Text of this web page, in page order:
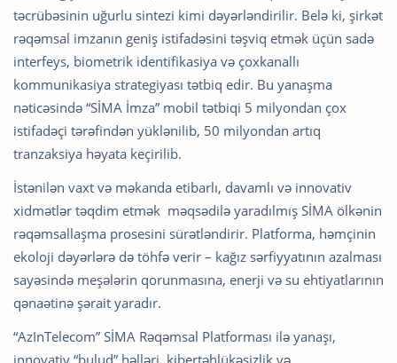
təcrübəsinin uğurlu sintezi kimi dəyərləndirilir. Belə ki, şirkət
rəqəmsal imzanın geniş istifadəsini təşviq etmək üçün sadə
interfeys, biometrik identifikasiya və çoxkanallı
kommunikasiya strategiyası tətbiq edir. Bu yanaşma
nəticəsində “SİMA İmza” mobil tətbiqi 5 milyondan çox
istifadəçi tərəfindən yüklənilib, 50 milyondan artıq
tranzaksiya həyata keçirilib.
İstənilən vaxt və məkanda etibarlı, davamlı və innovativ
xidmətlər təqdim etmək məqsədilə yaradılmış SİMA ölkənin
rəqəmsallaşma prosesini sürətləndirir. Platforma, həmçinin
ekoloji dəyərlərə də töhfə verir – kağız sərfiyyatının azalması
sayəsində meşələrin qorunmasına, enerji və su ehtiyatlarının
qənaətinə şərait yaradır.
“AzInTelecom” SİMA Rəqəmsal Platforması ilə yanaşı,
innovativ “bulud” həlləri, kibertəhlükəsizlik və